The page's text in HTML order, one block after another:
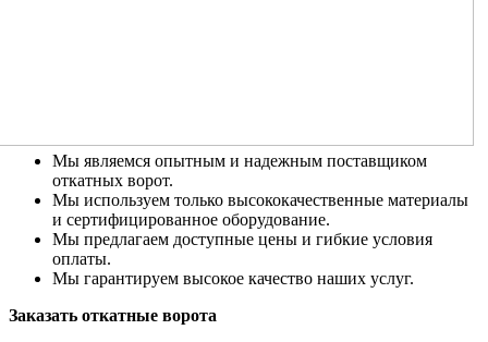
Мы являемся опытным и надежным поставщиком
откатных ворот.
Мы используем только высококачественные материалы
и сертифицированное оборудование.
Мы предлагаем доступные цены и гибкие условия
оплаты.
Мы гарантируем высокое качество наших услуг.
Заказать откатные ворота